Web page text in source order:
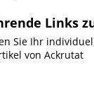
Links
Sie Ihr
von Ackrutat